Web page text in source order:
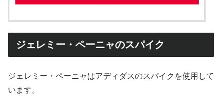
ジェレミー・ペーニャのスパイク
ジェレミー・ペーニャはアディダスのスパイクを使用して
います。